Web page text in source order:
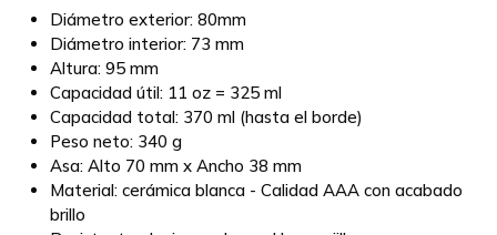
Diámetro exterior: 80mm
Diámetro interior: 73 mm
Altura: 95 mm
Capacidad útil: 11 oz = 325 ml
Capacidad total: 370 ml (hasta el borde)
Peso neto: 340 g
Asa: Alto 70 mm x Ancho 38 mm
Material: cerámica blanca - Calidad AAA con acabado
brillo